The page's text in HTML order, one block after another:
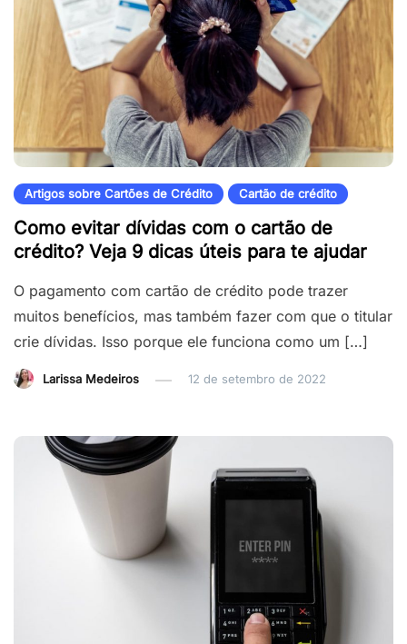
Artigos sobre Cartões de Crédito Cartão de crédito
Como evitar dívidas com o cartão de
crédito? Veja 9 dicas úteis para te ajudar
O pagamento com cartão de crédito pode trazer
muitos benefícios, mas também fazer com que o titular
crie dívidas. Isso porque ele funciona como um […]
Larissa Medeiros 12 de setembro de 2022